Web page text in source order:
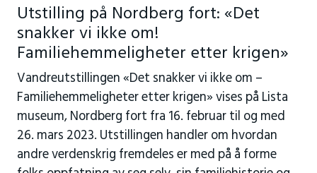
Utstilling på Nordberg fort: «Det
snakker vi ikke om!
Familiehemmeligheter etter krigen»
Vandreutstillingen «Det snakker vi ikke om –
Familiehemmeligheter etter krigen» vises på Lista
museum, Nordberg fort fra 16. februar til og med
26. mars 2023. Utstillingen handler om hvordan
andre verdenskrig fremdeles er med på å forme